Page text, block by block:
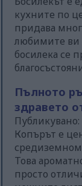
кухните по
придава
любимите ви
босилека се
Пълното
здравето
Публикувано:
Копърът е
Това
просто